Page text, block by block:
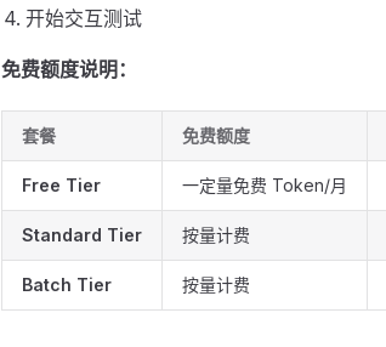
开始交互测试
免费额度说明：
套餐 免费额度
Free Tier 一定量免费 Token/月
Standard Tier 按量计费
Batch Tier 按量计费